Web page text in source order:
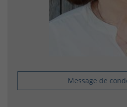
Message de